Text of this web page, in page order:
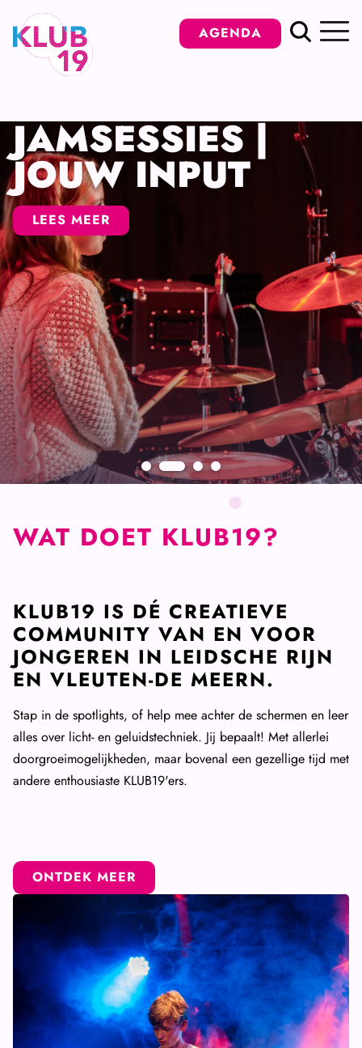
Ga
naar
inhoud
AGENDA
JAMSESSIES |
JOUW INPUT
LEES MEER
1 2 3 4
WAT DOET KLUB19?
KLUB19 IS DÉ CREATIEVE
COMMUNITY VAN EN VOOR
JONGEREN IN LEIDSCHE RIJN
EN VLEUTEN-DE MEERN.
Stap in de spotlights, of help mee achter de schermen en leer
alles over licht- en geluidstechniek. Jij bepaalt! Met allerlei
doorgroeimogelijkheden, maar bovenal een gezellige tijd met
andere enthousiaste KLUB19'ers.
ONTDEK MEER